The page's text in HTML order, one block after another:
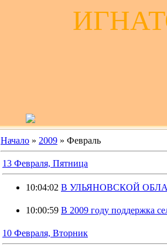
Начало » 2009 » Февраль
13 Февраля, Пятница
10:04:02 В УЛЬЯНОВСКОЙ
10:00:59 В 2009 году поддержка
10 Февраля, Вторник